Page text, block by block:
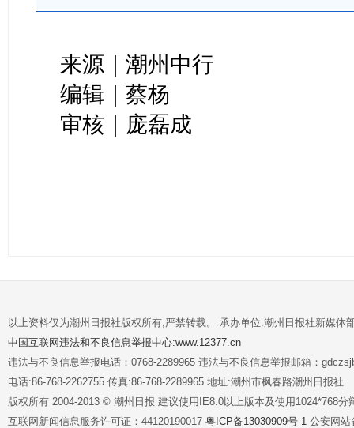
来源｜潮州中行
编辑｜蔡杨
审核｜庞磊成
以上资料仅为潮州日报社版权所有,严禁转载。 承办单位:潮州日报社新媒体
中国互联网违法和不良信息举报中心:www.12377.cn
违法与不良信息举报电话：0768-2289965 违法与不良信息举报邮箱：
电话:86-768-2262755 传真:86-768-2289965 地址:潮州市枫春路潮州日报社
版权所有 2004-2013 © 潮州日报 建议使用IE8.0以上版本及使用1024*768分
互联网新闻信息服务许可证：44120190017 粤ICP备13030909号-1 公安网站